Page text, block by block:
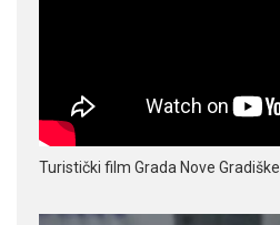
Turistički film Grada Nove Gradiške